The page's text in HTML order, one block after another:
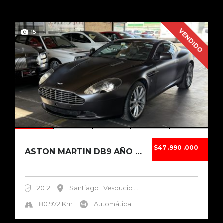
VENDIDO
15
$47 .990 .000
ASTON MARTIN DB9 AÑO 2012
2012 Santiago | Vespucio
80.972 Km
Automática